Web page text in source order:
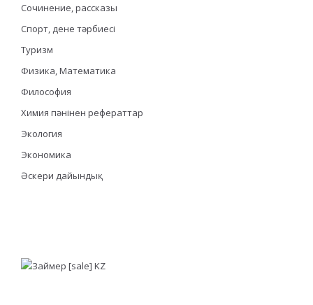
Сочинение, рассказы
Спорт, дене тәрбиесі
Туризм
Физика, Математика
Философия
Химия пәнінен рефераттар
Экология
Экономика
Әскери дайындық